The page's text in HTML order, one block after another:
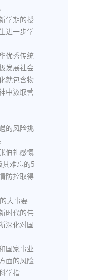
学期的授
进一步学
优秀传统
发展社会
就包含物
中汲取营
的风险挑
伯礼感慨
其难忘的5
防控取得
大事要
时代的伟
深化对国
国家事业
面的风险
学指